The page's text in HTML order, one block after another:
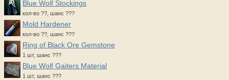
Blue Wolf Stockings
кол-во ??, шанс ???
Mold Hardener
кол-во ??, шанс ???
Ring of Black Ore Gemstone
1 шт, шанс ???
Blue Wolf Gaiters Material
1 шт, шанс ???